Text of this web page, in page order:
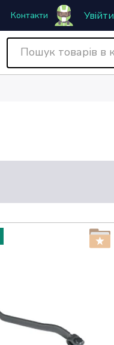
Контакти Увійти